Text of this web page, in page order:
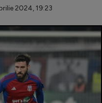
2024, 19:23